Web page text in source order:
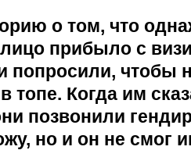
о том, что
прибыло с
попросили, чтобы
топе. Когда им
позвонили
но и он не смог